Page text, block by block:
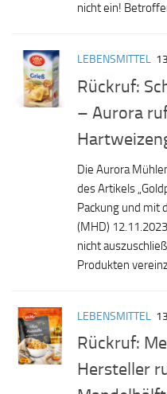
nicht ein!
LEBENSMITTEL
Rückruf:
– Aurora
Die Aurora
des Artikels
Packung und mit
(MHD)
nicht
Produkten
LEBENSMITTEL
Rückruf:
Hersteller